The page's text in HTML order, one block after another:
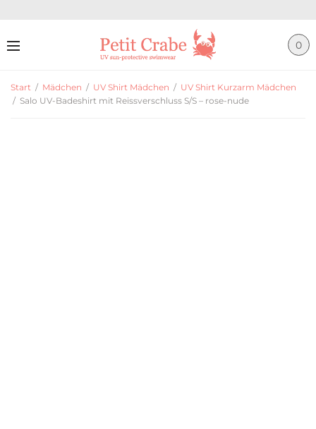
0
Start / Mädchen / UV Shirt Mädchen / UV Shirt Kurzarm Mädchen
/ Salo UV-Badeshirt mit Reissverschluss S/S – rose-nude